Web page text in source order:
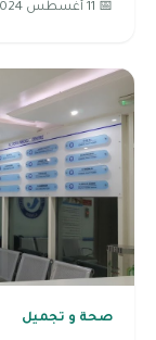
📅 11 أغسطس 2024
صحة و تجميل